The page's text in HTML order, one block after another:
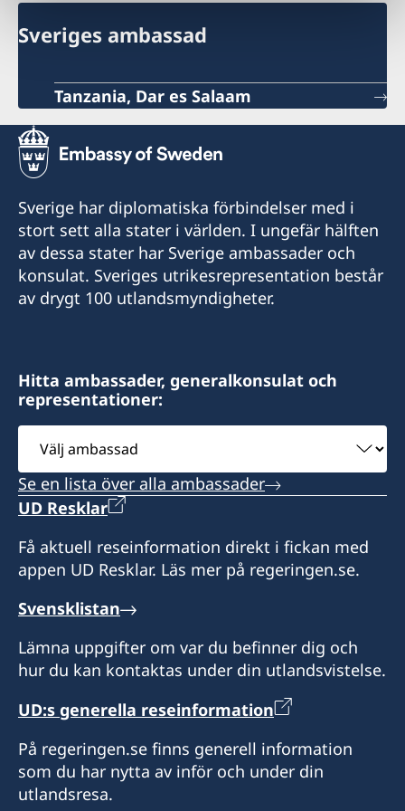
Sveriges ambassad
Tanzania, Dar es Salaam
Sverige har diplomatiska förbindelser med i
stort sett alla stater i världen. I ungefär hälften
av dessa stater har Sverige ambassader och
konsulat. Sveriges utrikesrepresentation består
av drygt 100 utlandsmyndigheter.
Hitta ambassader, generalkonsulat och
representationer:
Välj
ambassad
Se en lista över alla ambassader
UD Resklar
Få aktuell reseinformation direkt i fickan med
appen UD Resklar. Läs mer på regeringen.se.
Svensklistan
Lämna uppgifter om var du befinner dig och
hur du kan kontaktas under din utlandsvistelse.
UD:s generella reseinformation
På regeringen.se finns generell information
som du har nytta av inför och under din
utlandsresa.